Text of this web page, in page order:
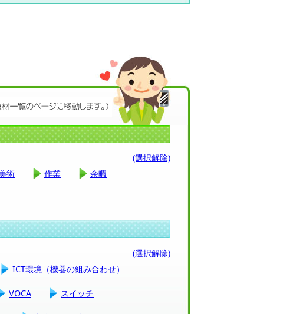
(選択解除)
術 作業 余暇
(選択解除)
ICT環境（機器の組み合わせ）
VOCA スイッチ